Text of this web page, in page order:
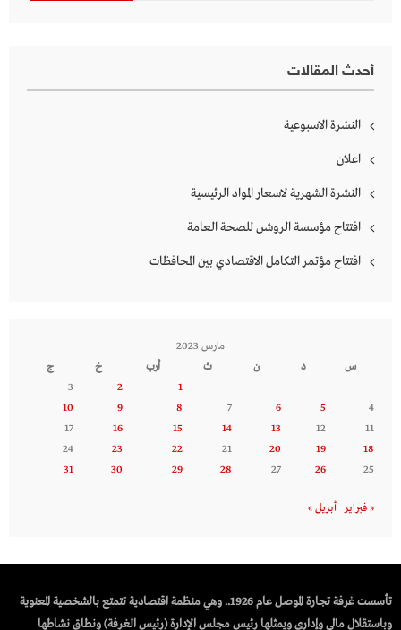
أحدث المقالات
النشرة الاسبوعية
اعلان
النشرة الشهرية لاسعار المواد الرئيسية
افتتاح مؤسسة الروشن للصحة العامة
افتتاح مؤتمر التكامل الاقتصادي بين المحافظات
مارس 2023
س
د ن ث أرب خ
ج
1
2
3
4
5
6
7
8
9
10
11
12
13
14
15
16
17
18
19
20
21
22
23
24
25
26
27
28
29
30
31
« فبراير أبريل »
تأسست غرفة تجارة الموصل عام 1926.. وهي منظمة اقتصادية تتمتع بالشخصية المعنوية
وباستقلال مالي وإداري ويمثلها رئيس مجلس الإدارة (رئيس الغرفة) ونطاق نشاطها